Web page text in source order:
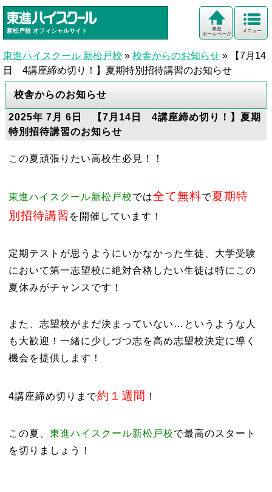
新松戸校 オフィシャルサイト メニュー
東進
ホームページ
東進ハイスクール 新松戸校 » 校舎からのお知らせ »
【7月14
日 4講座締め切り！】夏期特別招待講習のお知らせ
校舎からのお知らせ
2025年 7月 6日 【7月14日 4講座締め切り！】夏期
特別招待講習のお知らせ
この夏頑張りたい高校生必見！！
東進ハイスクール新松戸校では全て無料で夏期特
別招待講習 を開催しています！
定期テストが思うようにいかなかった生徒、大学受験
において第一志望校に絶対合格したい生徒は特にこの
夏休みがチャンスです！
また、志望校がまだ決まっていない…というような人
も大歓迎！一緒に少しづつ志を高め志望校決定に導く
機会を提供します！
4講座締め切りまで約１週間 ！
この夏、 東進ハイスクール新松戸校で最高のスタート
を切りましょう！